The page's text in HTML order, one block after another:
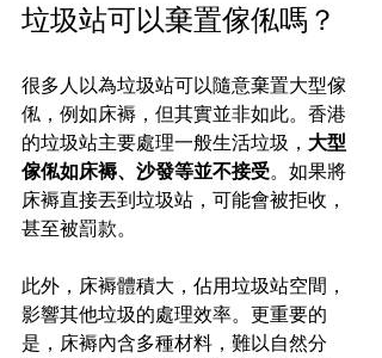
垃圾站可以棄置傢俬嗎？
很多人以為垃圾站可以隨意棄置大型傢
俬，例如床褥，但其實並非如此。香港
的垃圾站主要處理一般生活垃圾， 大型
傢俬如床褥、沙發等並不接受。如果將
床褥直接丟到垃圾站，可能會被拒收，
甚至被罰款。
此外，床褥體積大，佔用垃圾站空間，
影響其他垃圾的處理效率。更重要的
是，床褥內含多種材料，難以自然分